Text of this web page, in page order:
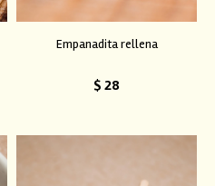
Empanadita rellena
$ 28